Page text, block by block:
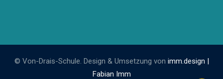
© Von-Drais-Schule. Design & Umsetzung von imm.design |
Fabian Imm